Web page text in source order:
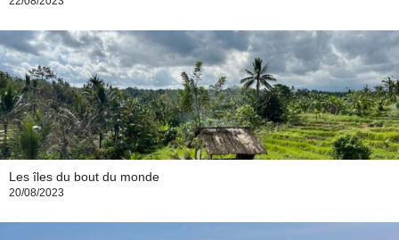
Les îles du bout du monde
20/08/2023